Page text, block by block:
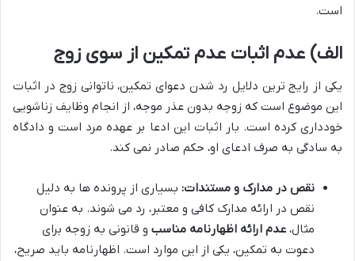
است.
الف) عدم اثبات عدم تمکین از سوی زوج
یکی از رایج ترین دلایل رد شدن دعوای تمکین، ناتوانی زوج در اثبات
این موضوع است که زوجه بدون عذر موجه، از انجام وظایف زناشویی
خودداری کرده است. بار اثبات این ادعا بر عهده مرد است و دادگاه
به سادگی به صرف ادعای او، حکم صادر نمی کند.
نقص در مدارک و مستندات: بسیاری از پرونده ها به دلیل
نقص در ارائه مدارک کافی و معتبر، رد می شوند. به عنوان
مثال، عدم ارائه اظهارنامه مناسب و قانونی به زوجه برای
دعوت به تمکین، یکی از این موارد است. اظهارنامه باید صریح،